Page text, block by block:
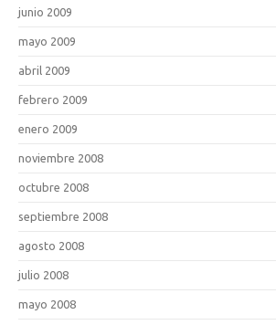
junio 2009
mayo 2009
abril 2009
febrero 2009
enero 2009
noviembre 2008
octubre 2008
septiembre 2008
agosto 2008
julio 2008
mayo 2008